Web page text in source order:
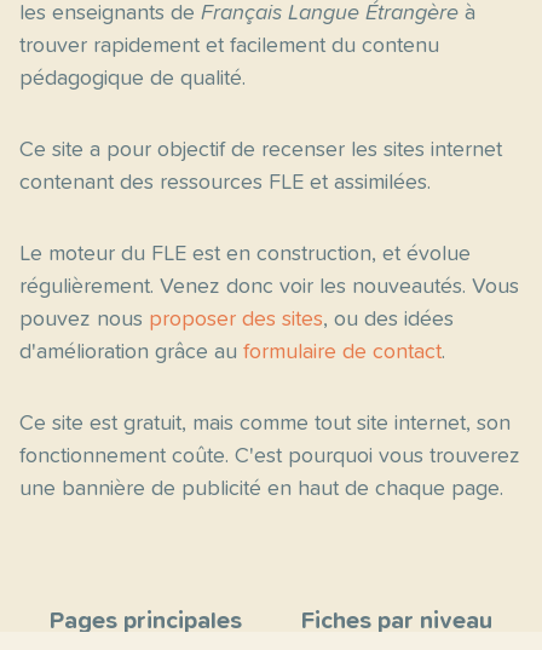
les enseignants de Français Langue Étrangère à
trouver rapidement et facilement du contenu
pédagogique de qualité.
Ce site a pour objectif de recenser les sites internet
contenant des ressources FLE et assimilées.
Le moteur du FLE est en construction, et évolue
régulièrement. Venez donc voir les nouveautés. Vous
pouvez nous proposer des sites, ou des idées
d'amélioration grâce au formulaire de contact.
Ce site est gratuit, mais comme tout site internet, son
fonctionnement coûte. C'est pourquoi vous trouverez
une bannière de publicité en haut de chaque page.
Pages principales Fiches par niveau